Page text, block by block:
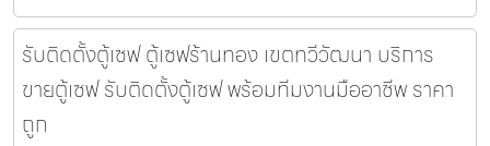
รับติดตั้งตู้เซฟ ตู้เซฟร้านทอง เขตทวีวัฒนา บริการ
ขายตู้เซฟ รับติดตั้งตู้เซฟ พร้อมทีมงานมืออาชีพ ราคา
ถูก